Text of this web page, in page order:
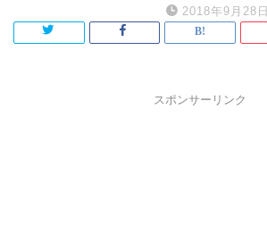
2018年9月28日
スポンサーリンク